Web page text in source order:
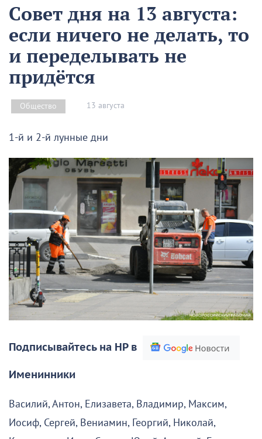
Совет дня на 13 августа:
если ничего не делать, то
и переделывать не
придётся
Общество 13 августа
1-й и 2-й лунные дни
Подписывайтесь на НР в
Именинники
Василий, Антон, Елизавета, Владимир, Максим,
Иосиф, Сергей, Вениамин, Георгий, Николай,